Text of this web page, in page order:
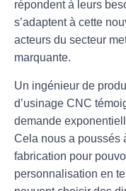
répondent à leurs
s’adaptent à cette
acteurs du secteur
marquante.
Un ingénieur de
d’usinage CNC
demande
Cela nous a poussés
fabrication pour
personnalisation en